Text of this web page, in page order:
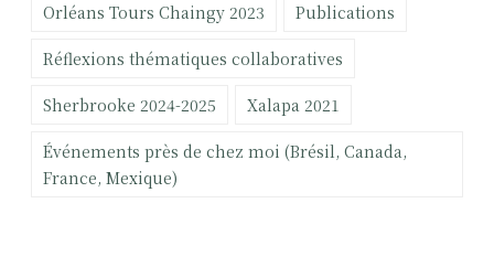
Orléans Tours Chaingy 2023 Publications
Réflexions thématiques collaboratives
Sherbrooke 2024-2025 Xalapa 2021
Événements près de chez moi (Brésil, Canada,
France, Mexique)